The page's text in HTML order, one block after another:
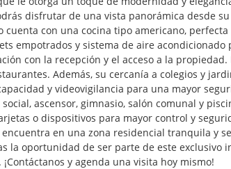
disfrutar de una vista panorámica desde
con una cocina tipo americano,
empotrados y sistema de aire
con la recepción y el acceso a la
Además, su cercanía a colegios y
y videovigilancia para una mayor
ascensor, gimnasio, salón comunal y
o dispositivos para mayor control y
en una zona residencial tranquila y
la oportunidad de ser parte de este exclusivo
y agenda una visita hoy mismo!